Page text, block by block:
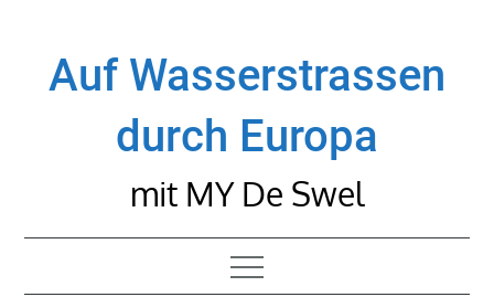
contentAuf Wasserstrassen
durch Europa
mit MY De Swel